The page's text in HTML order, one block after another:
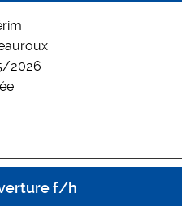
2026
f/h